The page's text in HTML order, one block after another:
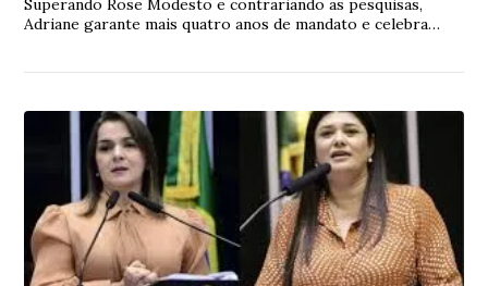
Superando Rose Modesto e contrariando as pesquisas,
Adriane garante mais quatro anos de mandato e celebra